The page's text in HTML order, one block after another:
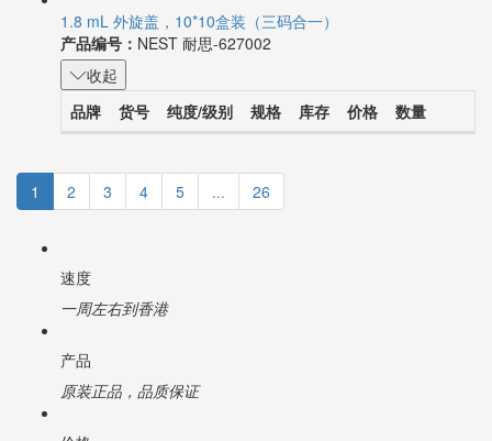
1.8 mL 外旋盖，10*10盒装（三码合一）
产品编号： NEST 耐思-627002
收起
品牌
货号 纯度/级别 规格 库存 价格 数量
1 2 3 4 5 ... 26
速度
一周左右到香港
产品
原装正品，品质保证